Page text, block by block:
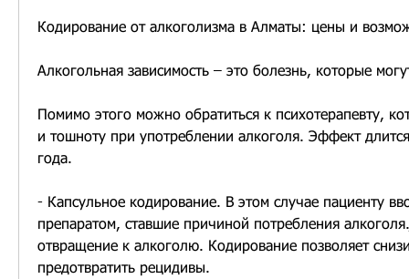
Кодирование от алкоголизма в Алматы: цены и
Алкогольная зависимость – это болезнь, которые
Помимо этого можно обратиться к психотерапевту,
и тошноту при употреблении алкоголя. Эффект
года.
- Капсульное кодирование. В этом случае пациенту
препаратом, ставшие причиной потребления
отвращение к алкоголю. Кодирование позволяет
предотвратить рецидивы.